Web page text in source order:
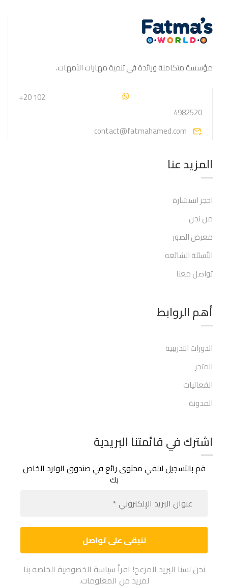
مؤسسة متكاملة ورائدة في تنمية مهارات الأمهات.
+20 102
4982520
contact@fatmahamed.com
المزيد عنا
احجز استشارة
من نحن
معرض الصور
الأسئلة الشائعه
تواصل معنا
أهم الروابط​
الدورات التدريبية
المتجر
الفعاليات
المدونة
اشترك في قائمتنا البريدية
قم بالتسجيل لتلقي محتوى رائع في صندوق الوارد الخاص
بك
نحن لسنا البريد المزعج! اقرأ سياسة الخصوصية الخاصة بنا
لمزيد من المعلومات.